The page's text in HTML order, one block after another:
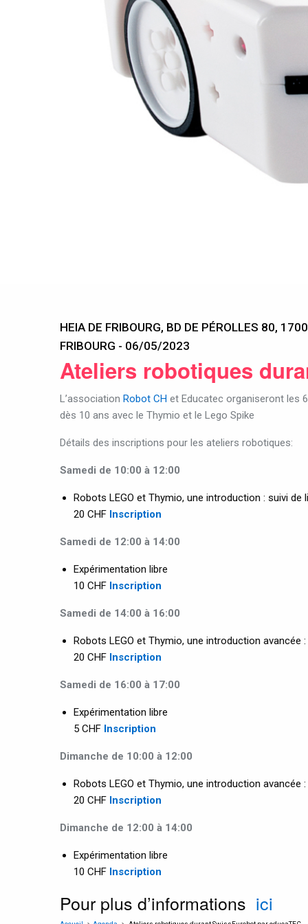
HEIA DE FRIBOURG, BD DE PÉROLLES 80,
FRIBOURG - 06/05/2023
Ateliers robotiques
L’association Robot CH et Educatec organiseront les
dès 10 ans avec le Thymio et le Lego Spike
Détails des inscriptions pour les ateliers robotiques:
Samedi de 10:00 à 12:00
Robots LEGO et Thymio, une introduction : suivi de
20 CHF Inscription
Samedi de 12:00 à 14:00
Expérimentation libre
10 CHF Inscription
Samedi de 14:00 à 16:00
Robots LEGO et Thymio, une introduction avancée
20 CHF Inscription
Samedi de 16:00 à 17:00
Expérimentation libre
5 CHF Inscription
Dimanche de 10:00 à 12:00
Robots LEGO et Thymio, une introduction avancée
20 CHF Inscription
Dimanche de 12:00 à 14:00
Expérimentation libre
10 CHF Inscription
Pour plus d’informations ici